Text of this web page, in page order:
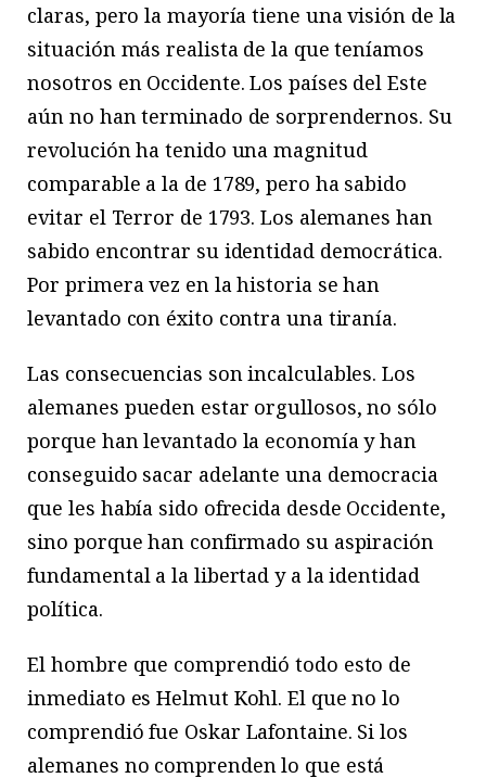
claras, pero la mayoría tiene una visión de la
situación más realista de la que teníamos
nosotros en Occidente. Los países del Este
aún no han terminado de sorprendernos. Su
revolución ha tenido una magnitud
comparable a la de 1789, pero ha sabido
evitar el Terror de 1793. Los alemanes han
sabido encontrar su identidad democrática.
Por primera vez en la historia se han
levantado con éxito contra una tiranía.
Las consecuencias son incalculables. Los
alemanes pueden estar orgullosos, no sólo
porque han levantado la economía y han
conseguido sacar adelante una democracia
que les había sido ofrecida desde Occidente,
sino porque han confirmado su aspiración
fundamental a la libertad y a la identidad
política.
El hombre que comprendió todo esto de
inmediato es Helmut Kohl. El que no lo
comprendió fue Oskar Lafontaine. Si los
alemanes no comprenden lo que está